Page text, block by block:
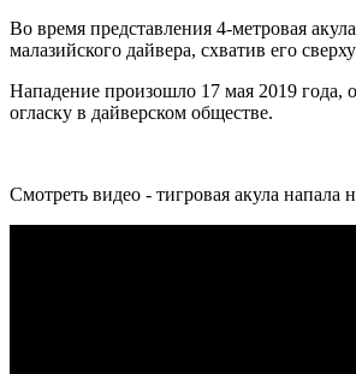
Во время представления 4-метровая
малазийского дайвера, схватив его
Нападение произошло 17 мая 2019 года,
огласку в дайверском обществе.
Смотреть видео - тигровая акула